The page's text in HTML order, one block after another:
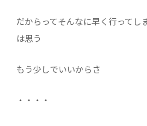
だからってそんなに早く行ってし
は思う
もう少しでいいからさ
・・・・